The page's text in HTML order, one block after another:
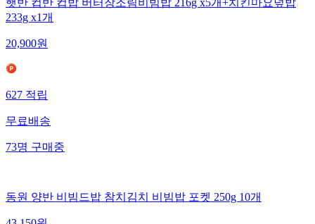
햇반 컵반 컵밥 버터장조림비빔밥 216g x5개+치킨마요덮밥
233g x1개
20,900원
627적립
무료배송
73명구매중
동원 양반 비빔드밥 참치김치 비빔밥 포켓 250g 10개